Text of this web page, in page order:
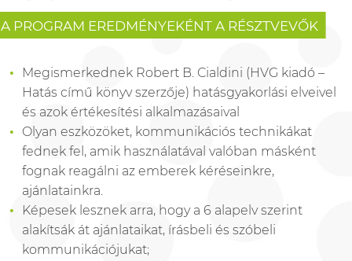
A PROGRAM EREDMÉNYEKÉNT A RÉSZTVEVŐK
Megismerkednek Robert B. Cialdini (HVG kiadó –
Hatás című könyv szerzője) hatásgyakorlási elveivel
és azok értékesítési alkalmazásaival
Olyan eszközöket, kommunikációs technikákat
fednek fel, amik használatával valóban másként
fognak reagálni az emberek kéréseinkre,
ajánlatainkra.
Képesek lesznek arra, hogy a 6 alapelv szerint
alakítsák át ajánlataikat, írásbeli és szóbeli
kommunikációjukat;